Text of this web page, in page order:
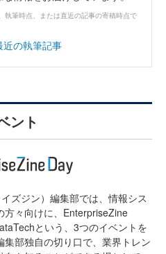
執筆時点、または直近の記事の寄稿時点で
近の執筆記事
ント
ズジン）編集部では、情報シス
方々向けに、EnterpriseZine
という、3つのイベントを
部独自の切り口で、業界トレン